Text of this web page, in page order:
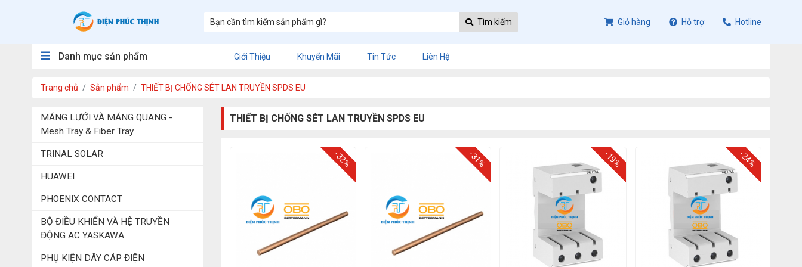
Tìm kiếm Giỏ hàng Hỗ trợ Hotline
Danh mục sản phẩm Giới Thiệu Khuyến Mãi Tin Tức Liên Hệ
Trang chủ Sản phẩm THIẾT BỊ CHỐNG SÉT LAN TRUYỀN SPDS EU
MÁNG LƯỚI VÀ MÁNG QUANG -
Mesh Tray & Fiber Tray
TRINAL SOLAR
HUAWEI
PHOENIX CONTACT
BỘ ĐIỀU KHIỂN VÀ HỆ TRUYỀN
ĐỘNG AC YASKAWA
PHỤ KIỆN DÂY CÁP ĐIỆN
THIẾT BỊ CHỐNG SÉT LAN TRUYỀN SPDS EU
-32% -31% -19% -24%